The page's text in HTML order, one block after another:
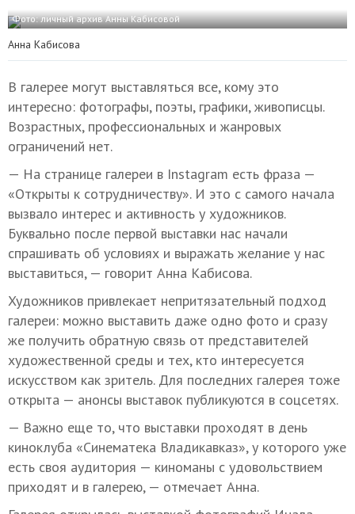
Фото: личный архив Анны Кабисовой
Анна Кабисова
В галерее могут выставляться все, кому это
интересно: фотографы, поэты, графики, живописцы.
Возрастных, профессиональных и жанровых
ограничений нет.
— На странице галереи в Instagram есть фраза —
«Открыты к сотрудничеству». И это с самого начала
вызвало интерес и активность у художников.
Буквально после первой выставки нас начали
спрашивать об условиях и выражать желание у нас
выставиться, — говорит Анна Кабисова.
Художников привлекает непритязательный подход
галереи: можно выставить даже одно фото и сразу
же получить обратную связь от представителей
художественной среды и тех, кто интересуется
искусством как зритель. Для последних галерея тоже
открыта — анонсы выставок публикуются в соцсетях.
— Важно еще то, что выставки проходят в день
киноклуба «Синематека Владикавказ», у которого уже
есть своя аудитория — киноманы с удовольствием
приходят и в галерею, — отмечает Анна.